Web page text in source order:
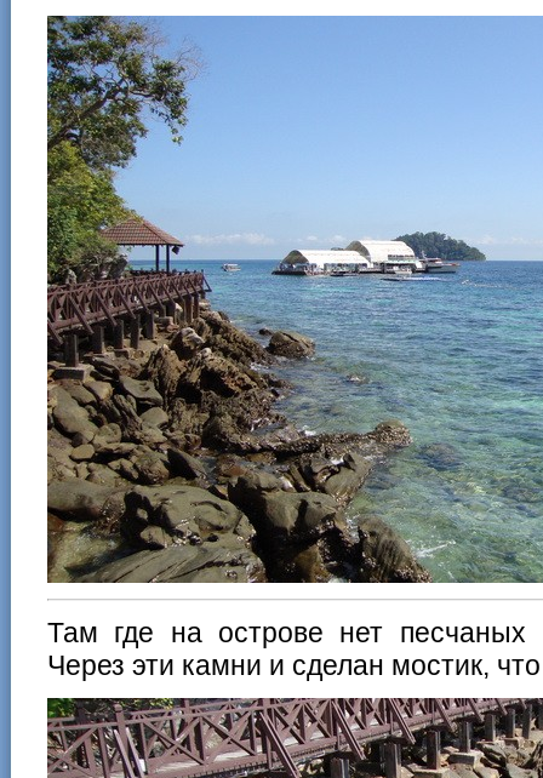
Там где на острове нет песчаных
Через эти камни и сделан мостик,